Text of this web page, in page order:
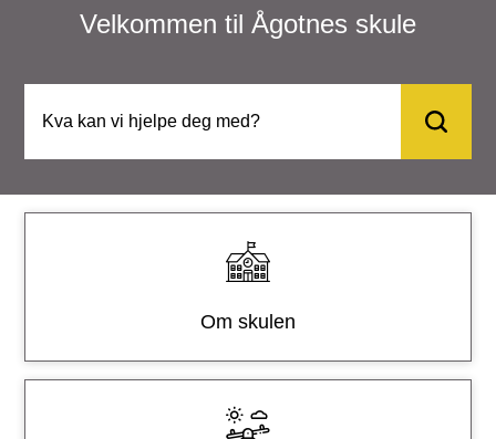
Velkommen til Ågotnes skule
t
Om skulen